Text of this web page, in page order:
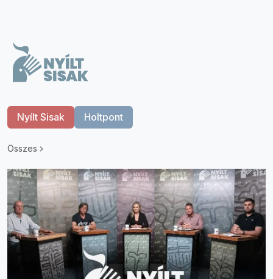
Nyílt Sisak Holtpont
Összes